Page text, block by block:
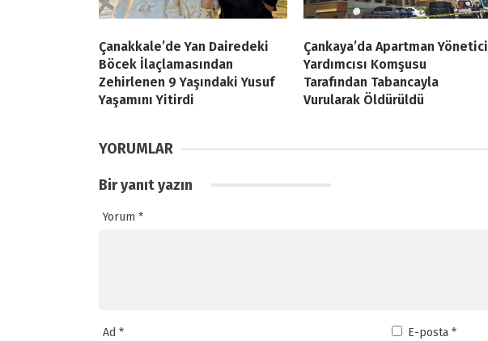
Çanakkale’de Yan Dairedeki
Böcek İlaçlamasından
Zehirlenen 9 Yaşındaki Yusuf
Yaşamını Yitirdi
Çankaya’da Apartman Yönetici
Yardımcısı Komşusu
Tarafından Tabancayla
Vurularak Öldürüldü
YORUMLAR
Bir yanıt yazın
Yorum *
Ad * E-posta *